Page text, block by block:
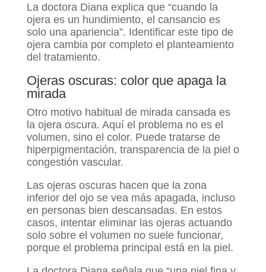
La doctora Diana explica que “cuando la
ojera es un hundimiento, el cansancio es
solo una apariencia”. Identificar este tipo de
ojera cambia por completo el planteamiento
del tratamiento.
Ojeras oscuras: color que apaga la
mirada
Otro motivo habitual de mirada cansada es
la ojera oscura. Aquí el problema no es el
volumen, sino el color. Puede tratarse de
hiperpigmentación, transparencia de la piel o
congestión vascular.
Las ojeras oscuras hacen que la zona
inferior del ojo se vea más apagada, incluso
en personas bien descansadas. En estos
casos, intentar eliminar las ojeras actuando
solo sobre el volumen no suele funcionar,
porque el problema principal está en la piel.